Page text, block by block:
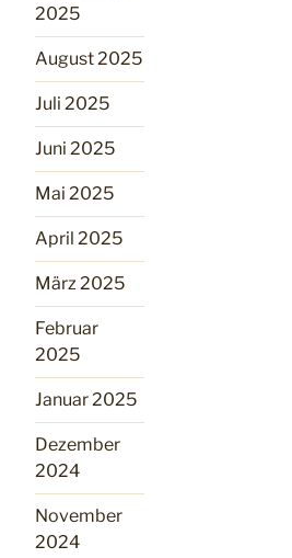
2025
August 2025
Juli 2025
Juni 2025
Mai 2025
April 2025
März 2025
Februar
2025
Januar 2025
Dezember
2024
November
2024